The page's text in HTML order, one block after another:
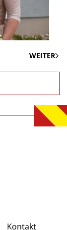
WEITER
Kontakt